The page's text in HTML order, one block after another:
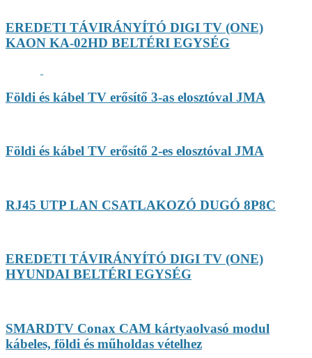
EREDETI TÁVIRÁNYÍTÓ DIGI TV (ONE)
KAON KA-02HD BELTÉRI EGYSÉG
Földi és kábel TV erősítő 3-as elosztóval JMA
Földi és kábel TV erősítő 2-es elosztóval JMA
RJ45 UTP LAN CSATLAKOZÓ DUGÓ 8P8C
EREDETI TÁVIRÁNYÍTÓ DIGI TV (ONE)
HYUNDAI BELTÉRI EGYSÉG
SMARDTV Conax CAM kártyaolvasó modul
kábeles, földi és műholdas vételhez